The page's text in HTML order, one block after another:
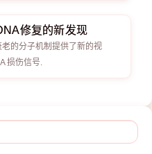
修复的新发现
老的分子机制提供了新的视
损伤信号.